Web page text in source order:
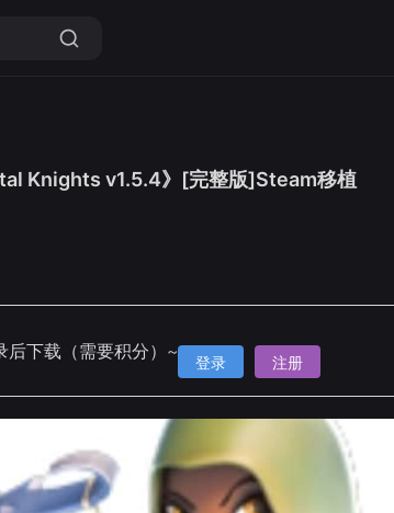
Knights v1.5.4》[完整版]Steam移植
后下载（需要积分）~
登录 注册